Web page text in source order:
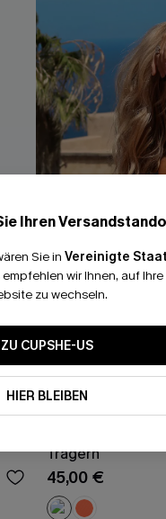
Marineblaues
Trägern
45,00 €
Ihren
Sie in Vereinigte
wir Ihnen, auf
zu wechseln.
ZU CUPSHE-US
HIER BLEIBEN
15%
*Ein
Mit dem
Mail zu
sich